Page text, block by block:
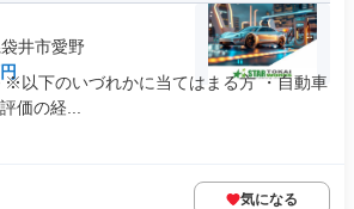
井市愛野
以下のいづれかに当てはまる方 ・自動車
価の経...
気になる